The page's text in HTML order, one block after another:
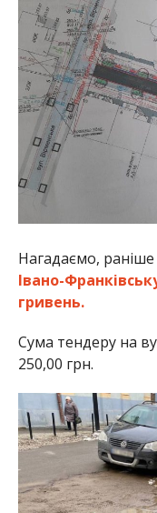
Нагадаємо, раніше
Івано-
гривень.
Сума тендеру на
250,00 грн.